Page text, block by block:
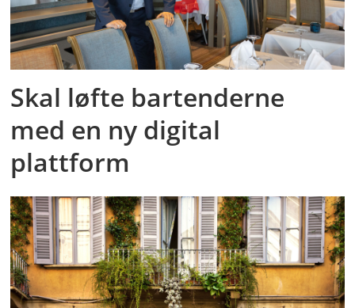
Skal løfte bartenderne
med en ny digital
plattform